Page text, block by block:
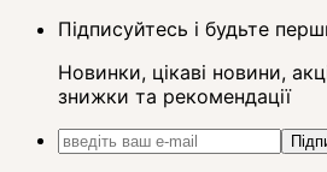
Підписуйтесь і будьте
Новинки, цікаві новини,
знижки та рекомендації